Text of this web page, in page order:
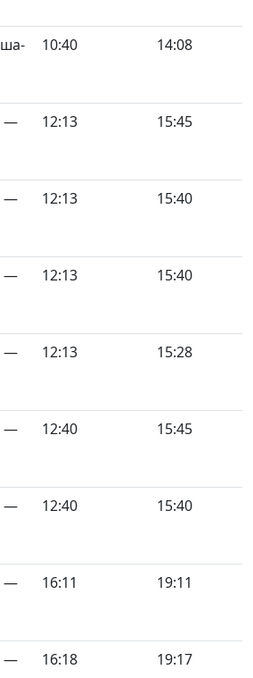
10:40 14:08
—
12:13 15:45
—
12:13 15:40
—
12:13 15:40
—
12:13 15:28
—
12:40 15:45
—
12:40 15:40
—
16:11 19:11
—
16:18 19:17